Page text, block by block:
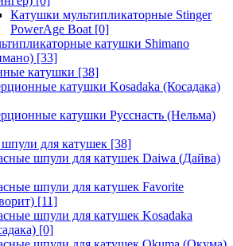
Катушки мультипликаторные Stinger
PowerAge Boat [0]
катушки Shimano
[33]
катушки [38]
катушки Kosadaka (Косадака)
катушки Русснасть (Нельма)
для катушек [38]
шпули для катушек Daiwa (Дайва)
шпули для катушек Favorite
[11]
шпули для катушек Kosadaka
[0]